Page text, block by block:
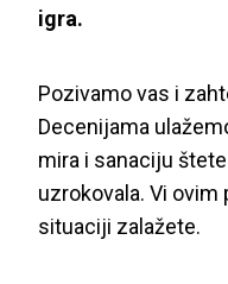
igra.
Pozivamo vas i
Decenijama
mira i sanaciju
uzrokovala. Vi
situaciji zalažete.